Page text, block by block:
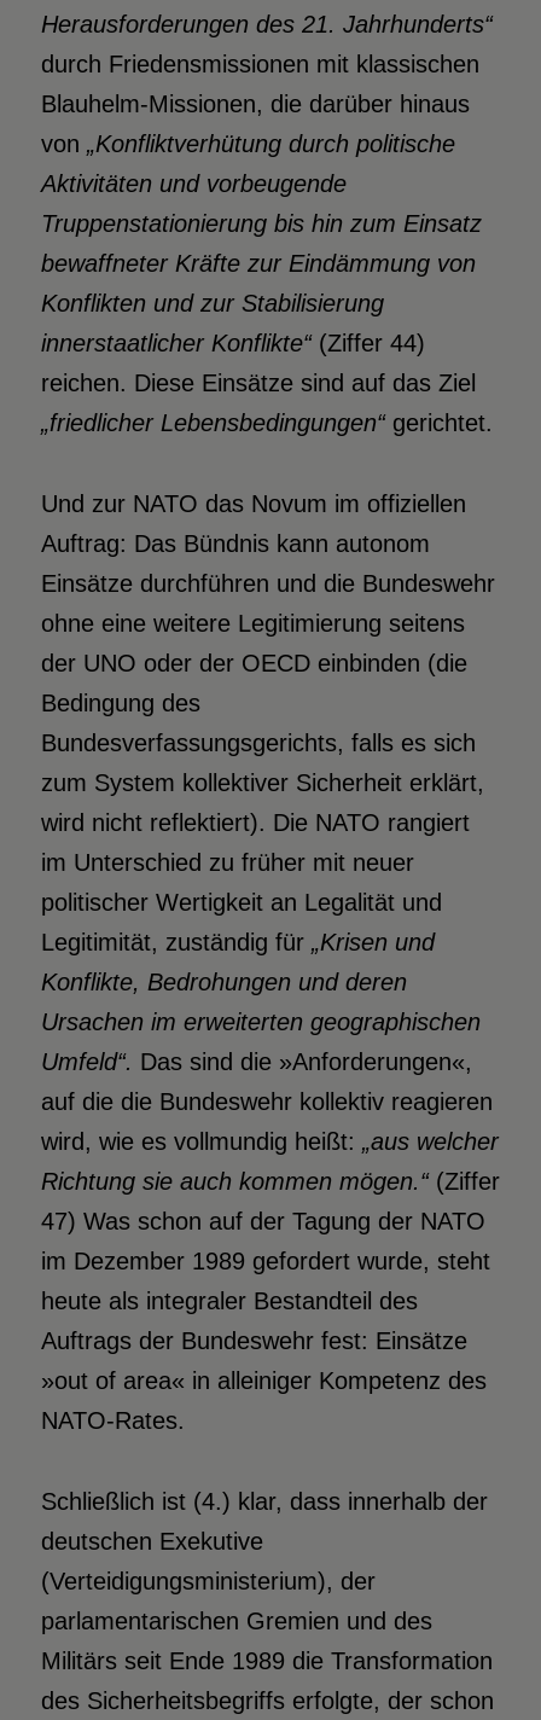
Herausforderungen des 21. Jahrhunderts“
durch Friedensmissionen mit klassischen
Blauhelm-Missionen, die darüber hinaus
von „Konfliktverhütung durch politische
Aktivitäten und vorbeugende
Truppenstationierung bis hin zum Einsatz
bewaffneter Kräfte zur Eindämmung von
Konflikten und zur Stabilisierung
innerstaatlicher Konflikte“(Ziffer 44)
reichen. Diese Einsätze sind auf das Ziel
„friedlicher Lebensbedingungen“gerichtet.
Und zur NATO das Novum im offiziellen
Auftrag: Das Bündnis kann autonom
Einsätze durchführen und die Bundeswehr
ohne eine weitere Legitimierung seitens
der UNO oder der OECD einbinden (die
Bedingung des
Bundesverfassungsgerichts, falls es sich
zum System kollektiver Sicherheit erklärt,
wird nicht reflektiert). Die NATO rangiert
im Unterschied zu früher mit neuer
politischer Wertigkeit an Legalität und
Legitimität, zuständig für „Krisen und
Konflikte, Bedrohungen und deren
Ursachen im erweiterten geographischen
Umfeld“. Das sind die »Anforderungen«,
auf die die Bundeswehr kollektiv reagieren
wird, wie es vollmundig heißt: „aus welcher
Richtung sie auch kommen mögen.“(Ziffer
47) Was schon auf der Tagung der NATO
im Dezember 1989 gefordert wurde, steht
heute als integraler Bestandteil des
Auftrags der Bundeswehr fest: Einsätze
»out of area« in alleiniger Kompetenz des
NATO-Rates.
Schließlich ist (4.) klar, dass innerhalb der
deutschen Exekutive
(Verteidigungsministerium), der
parlamentarischen Gremien und des
Militärs seit Ende 1989 die Transformation
des Sicherheitsbegriffs erfolgte, der schon